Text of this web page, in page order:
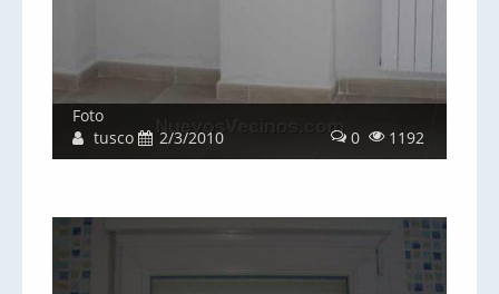
Foto
tusco
2/3/2010 0 1192